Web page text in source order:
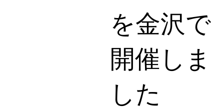
を金沢で
開催しま
した